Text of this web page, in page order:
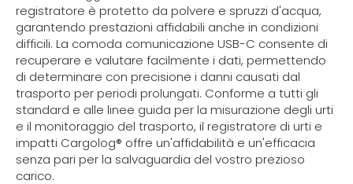
registratore è protetto da polvere e spruzzi d'acqua,
garantendo prestazioni affidabili anche in condizioni
difficili. La comoda comunicazione USB-C consente di
recuperare e valutare facilmente i dati, permettendo
di determinare con precisione i danni causati dal
trasporto per periodi prolungati. Conforme a tutti gli
standard e alle linee guida per la misurazione degli urti
e il monitoraggio del trasporto, il registratore di urti e
impatti Cargolog® offre un'affidabilità e un'efficacia
senza pari per la salvaguardia del vostro prezioso
carico.